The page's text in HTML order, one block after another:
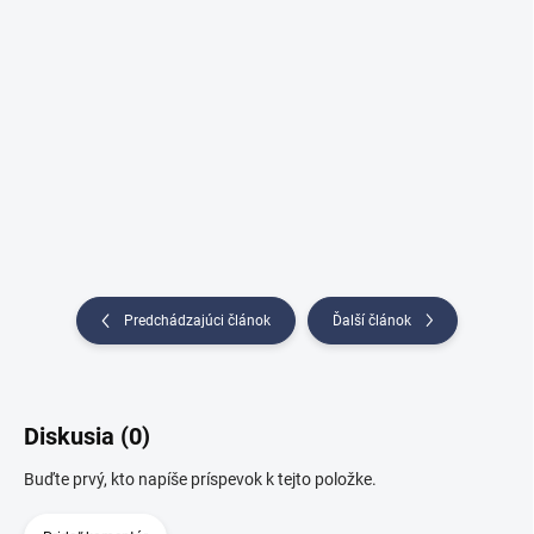
Predchádzajúci článok Ďalší článok
Diskusia (0)
Buďte prvý, kto napíše príspevok k tejto položke.